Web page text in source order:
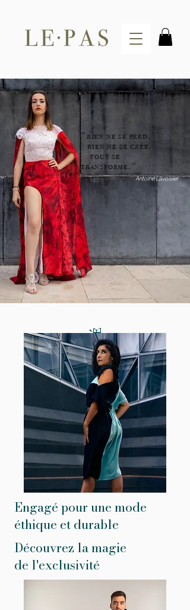
"rien ne se perd,
rien ne se crée,
tout se
transforme."
Antoine Lavoisier
durabilité
Engagé pour une mode
éthique et durable
Découvrez la magie
de l'exclusivité